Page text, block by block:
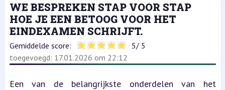
WE BESPREKEN STAP VOOR STAP
HOE JE EEN BETOOG VOOR HET
EINDEXAMEN SCHRIJFT.
Gemiddelde score: 5/ 5
toegevoegd: 17.01.2026 om 22:12
Een van de belangrijkste onderdelen van het